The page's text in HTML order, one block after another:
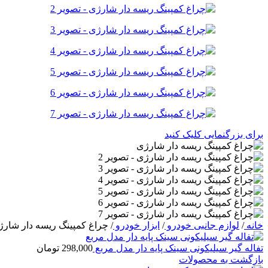
برای بزرگنمایی کلیک کنید
خانه/ لوازم جانبی خودرو/ ابزار خودرو/ چراغ کمپینگ ریسه دار
تفاله گیر سیلیکونی سینک پایه دار مدل مربع 298,000 تومان
بازگشت به محصولات